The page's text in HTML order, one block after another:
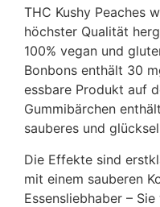
THC Kushy Peaches
höchster Qualität
100% vegan und
Bonbons enthält 30
essbare Produkt auf
Gummibärchen
sauberes und
Die Effekte sind
mit einem sauberen
Essensliebhaber –